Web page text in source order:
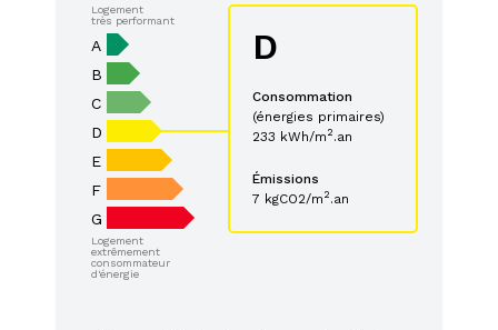
Logement
très performant
A
B
C
D
E
F
G
Logement
extrêmement
consommateur
d'énergie
D
Consommation
(énergies primaires)
233 kWh/m 2 .an
Émissions
7 kgCO2/m 2 .an